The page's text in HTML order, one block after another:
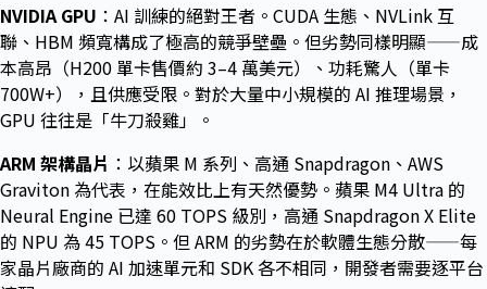
NVIDIA GPU ：AI 訓練的絕對王者。CUDA 生態、NVLink 互
聯、HBM 頻寬構成了極高的競爭壁壘。但劣勢同樣明顯——成
本高昂（H200 單卡售價約 3–4 萬美元）、功耗驚人（單卡
700W+），且供應受限。對於大量中小規模的 AI 推理場景，
GPU 往往是「牛刀殺雞」。
ARM 架構晶片 ：以蘋果 M 系列、高通 Snapdragon、AWS
Graviton 為代表，在能效比上有天然優勢。蘋果 M4 Ultra 的
Neural Engine 已達 60 TOPS 級別，高通 Snapdragon X Elite
的 NPU 為 45 TOPS。但 ARM 的劣勢在於軟體生態分散——每
家晶片廠商的 AI 加速單元和 SDK 各不相同，開發者需要逐平台